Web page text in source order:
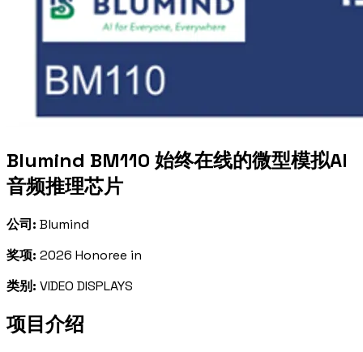
Blumind BM110 始终在线的微型模拟AI
音频推理芯片
公司: Blumind
奖项: 2026 Honoree in
类别: VIDEO DISPLAYS
项目介绍